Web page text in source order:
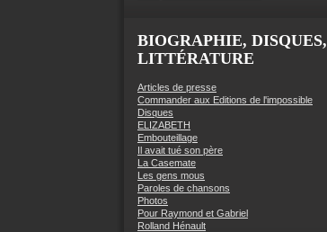
BIOGRAPHIE, DISQUES,
LITTÉRATURE
Articles de presse
Commander aux Editions de l'impossible
Disques
ELIZABETH
Embouteillage
Il avait tué son père
La Casemate
Les gens mous
Paroles de chansons
Photos
Pour Raymond et Gabriel
Rolland Hénault